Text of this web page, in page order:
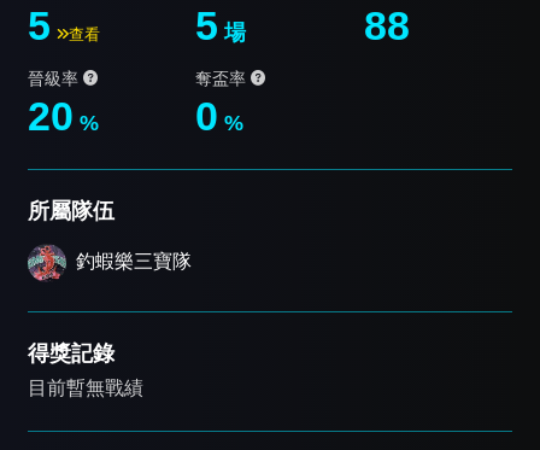
5 查看 5場 88
晉級率
20%
奪盃率
0 %
所屬隊伍
釣蝦樂三寶隊
得獎記錄
目前暫無戰績